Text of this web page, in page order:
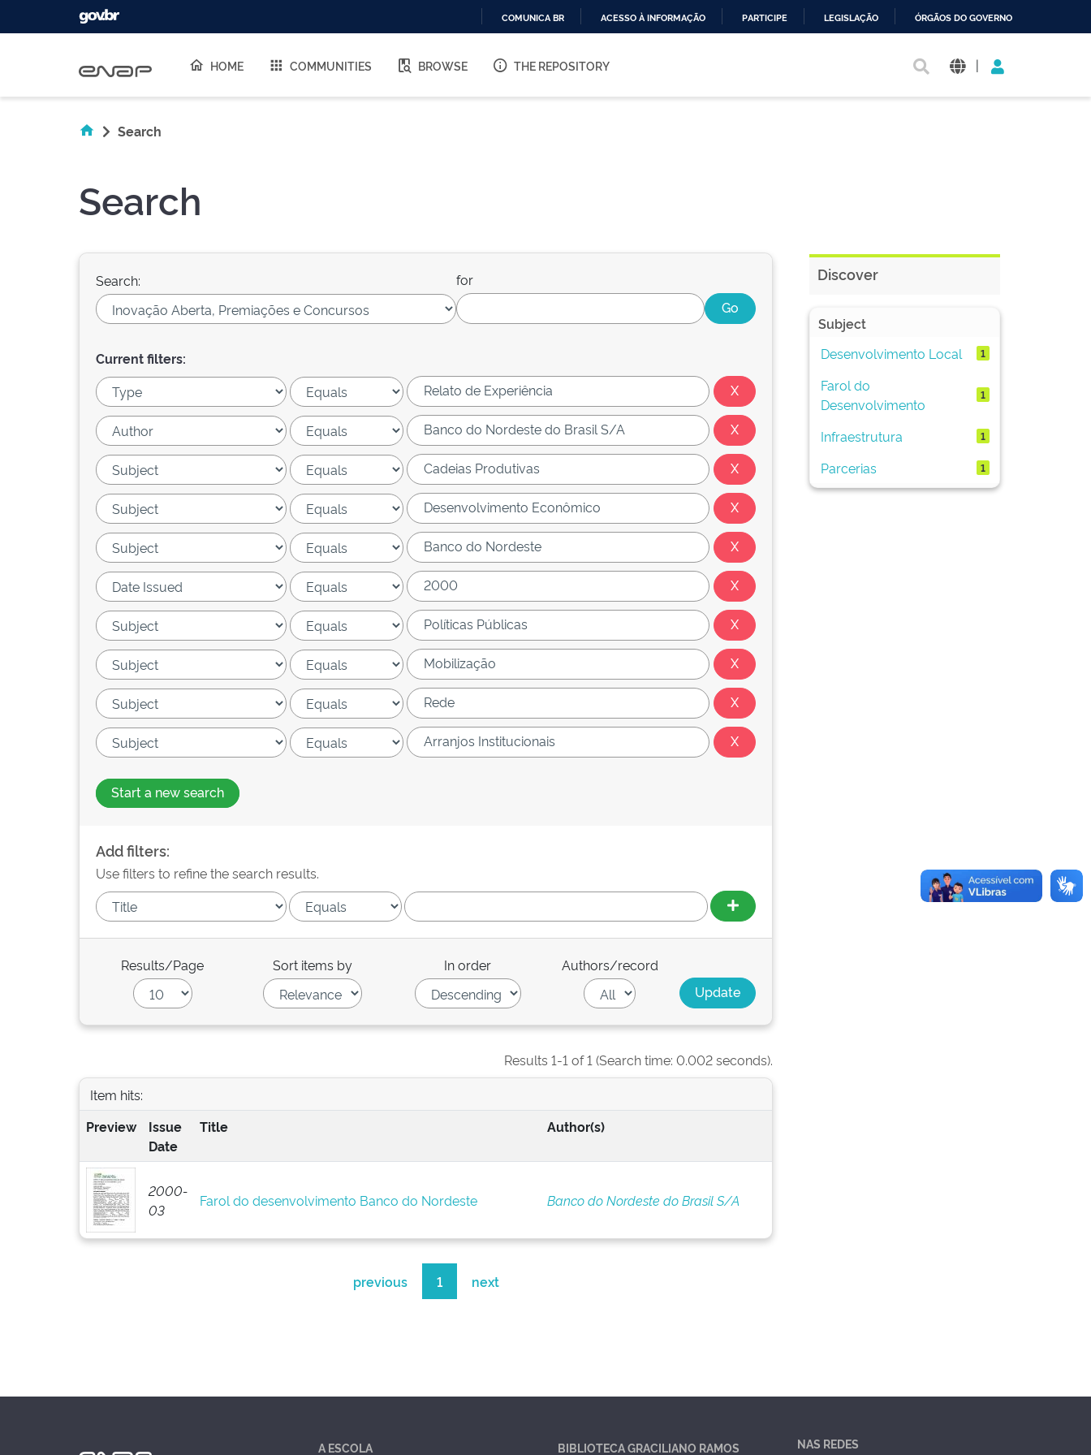
O
COMUNICA BR ACESSO À INFORMAÇÃO PARTICIPE LEGISLAÇÃO ÓRGÃOS DO GOVERNO
HOME COMMUNITIES BROWSE THE REPOSITORY |
Search
Search
Search: for
Current filters:
Start a new search
Add filters:
Use filters to refine the search results.
Results/Page Sort items by In order Authors/record
Results 1-1 of 1 (Search time: 0.002 seconds).
Item hits:
Preview
Issue
Date
Title Author(s)
2000-
03
Farol do desenvolvimento Banco do Nordeste Banco do Nordeste do Brasil S/A
previous 1 next
Discover
Subject
Desenvolvimento Local
1
Farol do
Desenvolvimento
1
Infraestrutura 1
Parcerias 1
A ESCOLA BIBLIOTECA GRACILIANO RAMOS NAS REDES